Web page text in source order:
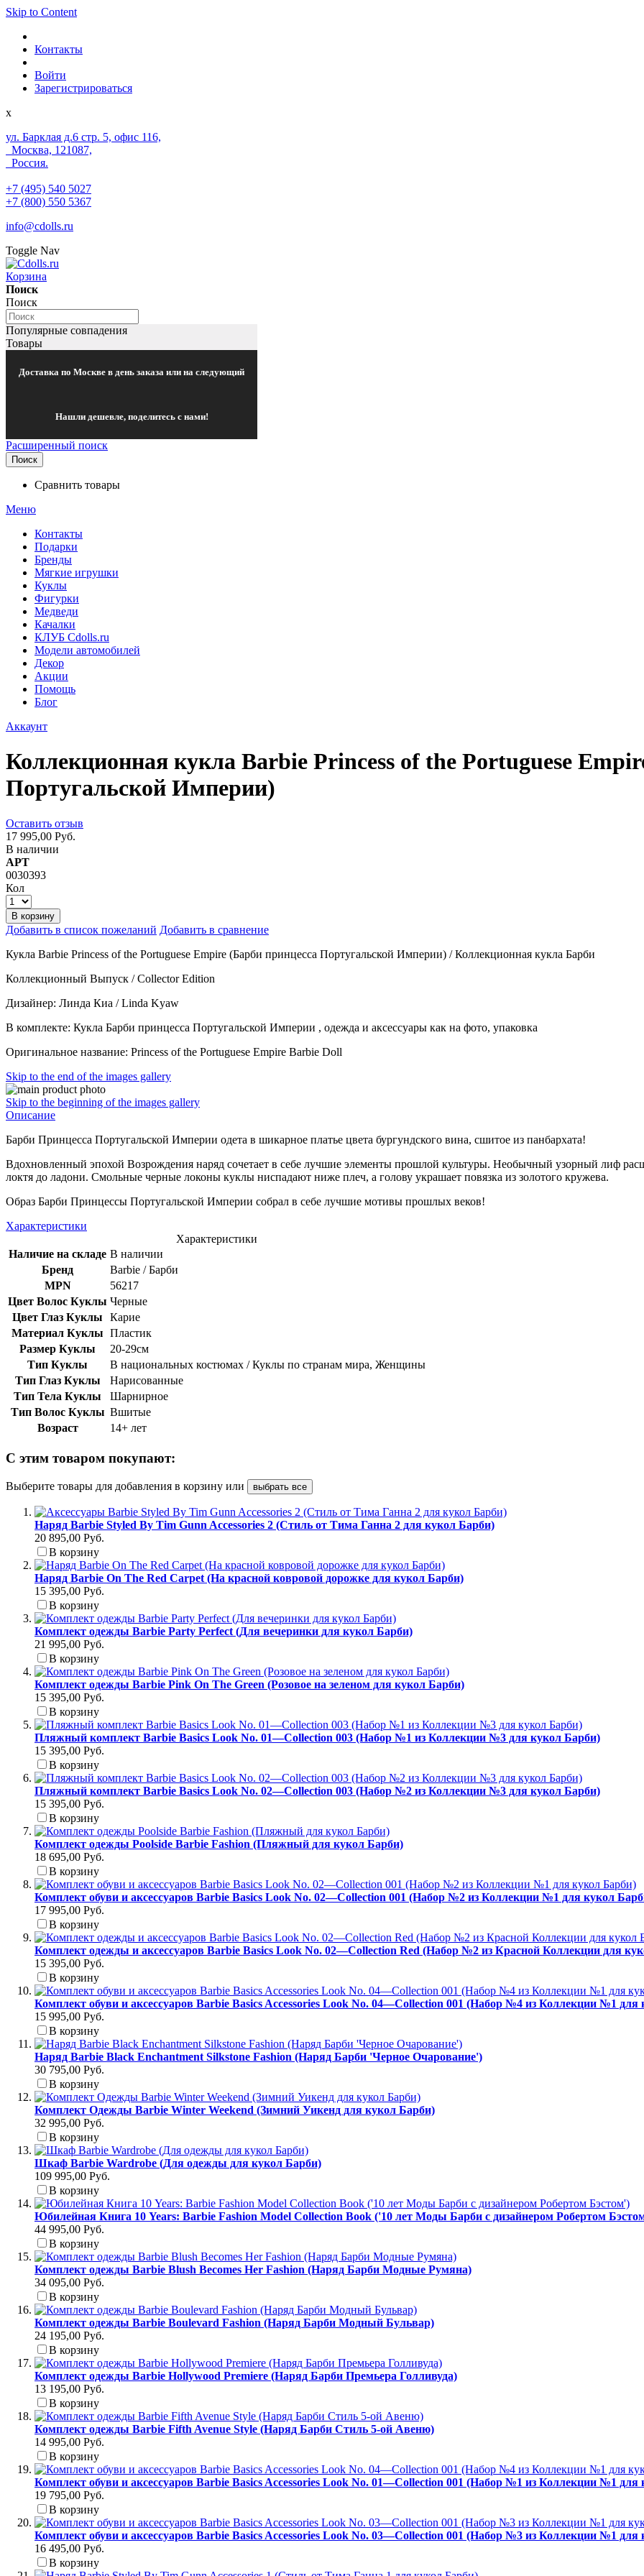
Skip to Content
Контакты
Войти
Зарегистрироваться
x
ул. Барклая д.6 стр. 5, офис 116,
Москва, 121087,
Россия.
+7 (495) 540 5027
+7 (800) 550 5367
info@cdolls.ru
Toggle Nav
Корзина
Поиск
Поиск
Популярные совпадения
Товары
Доставка по Москве в день заказа или на следующий
Нашли дешевле, поделитесь с нами!
Расширенный поиск
Поиск
Сравнить товары
Меню
Контакты
Подарки
Бренды
Мягкие игрушки
Куклы
Фигурки
Медведи
Качалки
КЛУБ Cdolls.ru
Модели автомобилей
Декор
Акции
Помощь
Блог
Аккаунт
Коллекционная кукла Barbie Princess of the Portuguese
Португальской Империи)
Оставить отзыв
17 995,00 Руб.
В наличии
АРТ
0030393
Кол
В корзину
Добавить в список пожеланий Добавить в сравнение
Кукла Barbie Princess of the Portuguese Empire (Барби принцесса Португальской Империи) / Коллекционная кукла Барби
Коллекционный Выпуск / Collector Edition
Дизайнер: Линда Киа / Linda Kyaw
В комплекте: Кукла Барби принцесса Португальской Империи , одежда и аксессуары как на фото, упаковка
Оригинальное название: Princess of the Portuguese Empire Barbie Doll
Skip to the end of the images gallery
Skip to the beginning of the images gallery
Описание
Барби Принцесса Португальской Империи одета в шикарное платье цвета бургундского вина, сшитое из панбархата!
Вдохновленный эпохой Возрождения наряд сочетает в себе лучшие элементы прошлой культуры. Необычный узорный лиф
локтя до ладони. Смольные черные локоны куклы ниспадают ниже плеч, а голову украшает повязка из золотого кружева.
Образ Барби Принцессы Португальской Империи собрал в себе лучшие мотивы прошлых веков!
Характеристики
Характеристики
Наличие на складе В наличии
Бренд
Barbie / Барби
MPN
56217
Цвет Волос Куклы Черные
Цвет Глаз Куклы
Карие
Материал Куклы Пластик
Размер Куклы
20-29см
Тип Куклы
В национальных костюмах / Куклы по странам мира, Женщины
Тип Глаз Куклы
Нарисованные
Тип Тела Куклы
Шарнирное
Тип Волос Куклы Вшитые
Возраст
14+ лет
С этим товаром покупают:
Выберите товары для добавления в корзину или выбрать все
Наряд Barbie Styled By Tim Gunn Accessories 2 (Стиль от Тима Ганна 2 для кукол Барби)
20 895,00 Руб.
В корзину
Наряд Barbie On The Red Carpet (На красной ковровой дорожке для кукол Барби)
15 395,00 Руб.
В корзину
Комплект одежды Barbie Party Perfect (Для вечеринки для кукол Барби)
21 995,00 Руб.
В корзину
Комплект одежды Barbie Pink On The Green (Розовое на зеленом для кукол Барби)
15 395,00 Руб.
В корзину
Пляжный комплект Barbie Basics Look No. 01—Collection 003 (Набор №1 из Коллекции №3 для кукол Барби)
15 395,00 Руб.
В корзину
Пляжный комплект Barbie Basics Look No. 02—Collection 003 (Набор №2 из Коллекции №3 для кукол Барби)
15 395,00 Руб.
В корзину
Комплект одежды Poolside Barbie Fashion (Пляжный для кукол Барби)
18 695,00 Руб.
В корзину
Комплект обуви и аксессуаров Barbie Basics Look No. 02—Collection 001 (Набор №2 из Коллекции №1 для кукол
17 995,00 Руб.
В корзину
Комплект одежды и аксессуаров Barbie Basics Look No. 02—Collection Red (Набор №2 из Красной Коллекции для
15 395,00 Руб.
В корзину
Комплект обуви и аксессуаров Barbie Basics Accessories Look No. 04—Collection 001 (Набор №4 из Коллекции №1 для
15 995,00 Руб.
В корзину
Наряд Barbie Black Enchantment Silkstone Fashion (Наряд Барби 'Черное Очарование')
30 795,00 Руб.
В корзину
Комплект Одежды Barbie Winter Weekend (Зимний Уикенд для кукол Барби)
32 995,00 Руб.
В корзину
Шкаф Barbie Wardrobe (Для одежды для кукол Барби)
109 995,00 Руб.
В корзину
Юбилейная Книга 10 Years: Barbie Fashion Model Collection Book ('10 лет Моды Барби с дизайнером Робертом
44 995,00 Руб.
В корзину
Комплект одежды Barbie Blush Becomes Her Fashion (Наряд Барби Модные Румяна)
34 095,00 Руб.
В корзину
Комплект одежды Barbie Boulevard Fashion (Наряд Барби Модный Бульвар)
24 195,00 Руб.
В корзину
Комплект одежды Barbie Hollywood Premiere (Наряд Барби Премьера Голливуда)
13 195,00 Руб.
В корзину
Комплект одежды Barbie Fifth Avenue Style (Наряд Барби Стиль 5-ой Авеню)
14 995,00 Руб.
В корзину
Комплект обуви и аксессуаров Barbie Basics Accessories Look No. 01—Collection 001 (Набор №1 из Коллекции №1 для
19 795,00 Руб.
В корзину
Комплект обуви и аксессуаров Barbie Basics Accessories Look No. 03—Collection 001 (Набор №3 из Коллекции №1 для
16 495,00 Руб.
В корзину